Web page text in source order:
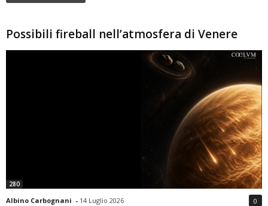
Possibili fireball nell’atmosfera di Venere
280
Albino Carbognani - 14 Luglio 2026 0